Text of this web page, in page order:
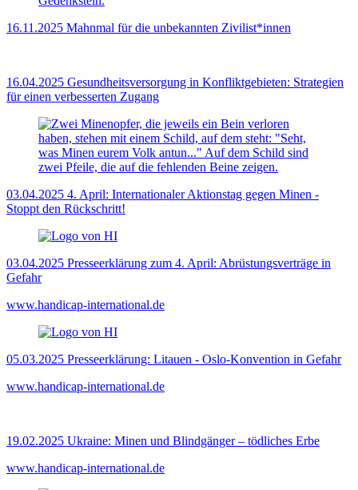
16.11.2025 Mahnmal für die unbekannten Zivilist*innen
16.04.2025 Gesundheitsversorgung in Konfliktgebieten: Strategien
für einen verbesserten Zugang
03.04.2025 4. April: Internationaler Aktionstag gegen Minen -
Stoppt den Rückschritt!
03.04.2025 Presseerklärung zum 4. April: Abrüstungsverträge in
Gefahr
www.handicap-international.de
05.03.2025 Presseerklärung: Litauen - Oslo-Konvention in Gefahr
www.handicap-international.de
19.02.2025 Ukraine: Minen und Blindgänger – tödliches Erbe
www.handicap-international.de